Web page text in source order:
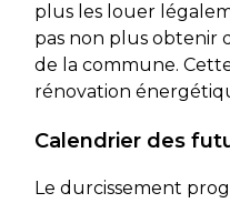
plus les louer
pas non plus obtenir
de la commune.
rénovation
Calendrier des
Le durcissement